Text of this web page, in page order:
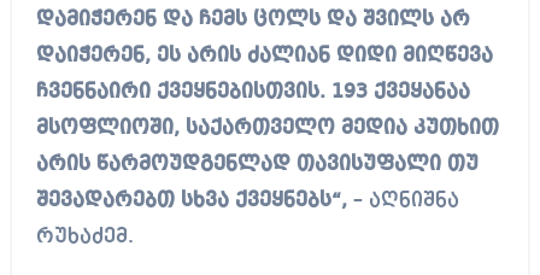
დამიჭერენ და ჩემს ცოლს და შვილს არ
დაიჭერენ, ეს არის ძალიან დიდი მიღწევა
ჩვენნაირი ქვეყნებისთვის. 193 ქვეყანაა
მსოფლიოში, საქართველო მედია კუთხით
არის წარმოუდგენლად თავისუფალი თუ
შევადარებთ სხვა ქვეყნებს“,– აღნიშნა
რუხაძემ.